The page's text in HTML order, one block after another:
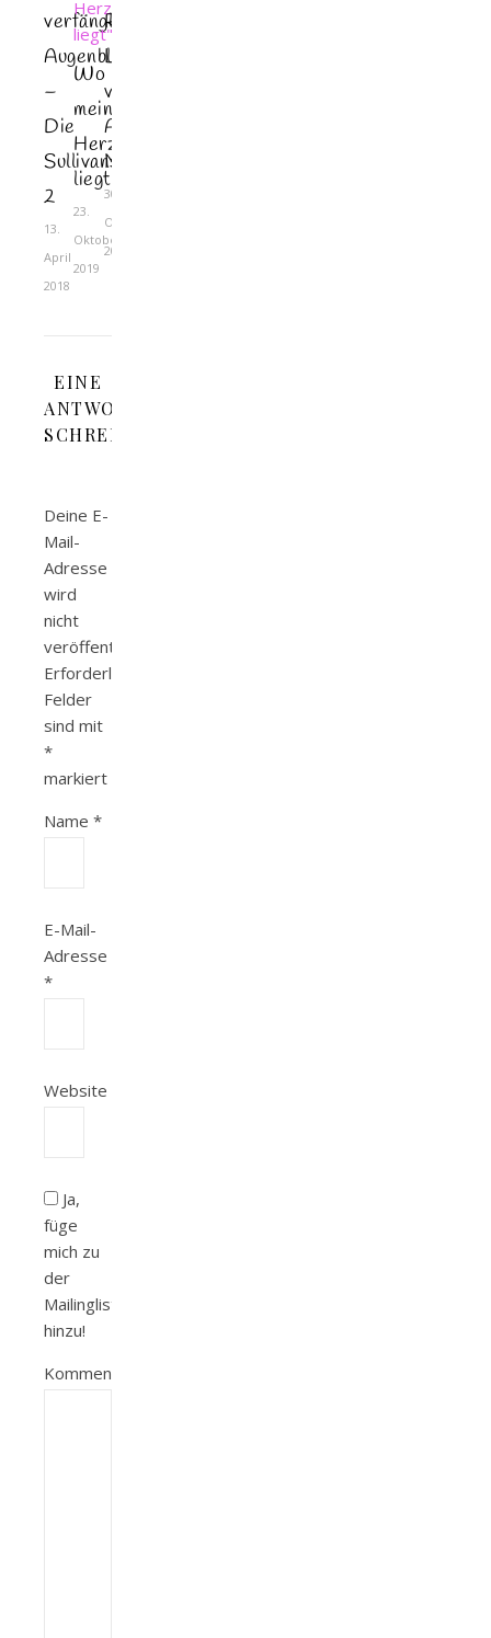
verfänglicher
Augenblick”
–
Die
Sullivans
2
13.
April
2018
Wo
mein
Herz
liegt
23.
Oktober
2019
Roberts
Land”
von
Ava
Miles
30.
Oktober
2015
EINE
ANTWORT
SCHREIBEN
Deine E-
Mail-
Adresse
wird
nicht
veröffentlicht.
Erforderliche
Felder
sind mit
*
markiert
Name *
E-Mail-
Adresse
*
Website
Ja,
füge
mich zu
der
Mailingliste
hinzu!
Kommentieren